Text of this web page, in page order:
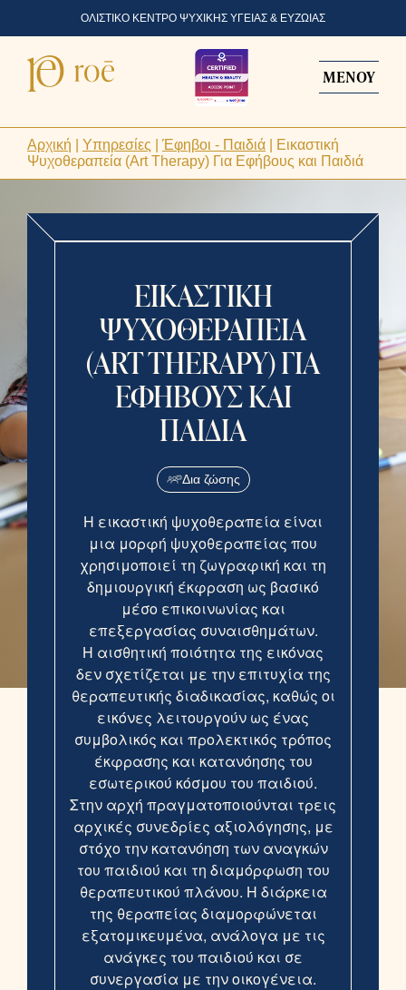
ΟΛΙΣΤΙΚΟ ΚΕΝΤΡΟ ΨΥΧΙΚΗΣ ΥΓΕΙΑΣ & ΕΥΖΩΙΑΣ
ΜΕΝΟΥ
Αρχική Υπηρεσίες Έφηβοι - Παιδιά
Εικαστική
Ψυχοθεραπεία (Art Therapy) Για Εφήβους και Παιδιά
ΕΙΚΑΣΤΙΚΗ
ΨΥΧΟΘΕΡΑΠΕΙΑ
(ART THERAPY) ΓΙΑ
ΕΦΗΒΟΥΣ ΚΑΙ
ΠΑΙΔΙΑ
Δια ζώσης
Η εικαστική ψυχοθεραπεία είναι
μια μορφή ψυχοθεραπείας που
χρησιμοποιεί τη ζωγραφική και τη
δημιουργική έκφραση ως βασικό
μέσο επικοινωνίας και
επεξεργασίας συναισθημάτων.
Η αισθητική ποιότητα της εικόνας
δεν σχετίζεται με την επιτυχία της
θεραπευτικής διαδικασίας, καθώς οι
εικόνες λειτουργούν ως ένας
συμβολικός και προλεκτικός τρόπος
έκφρασης και κατανόησης του
εσωτερικού κόσμου του παιδιού.
Στην αρχή πραγματοποιούνται τρεις
αρχικές συνεδρίες αξιολόγησης, με
στόχο την κατανόηση των αναγκών
του παιδιού και τη διαμόρφωση του
θεραπευτικού πλάνου. Η διάρκεια
της θεραπείας διαμορφώνεται
εξατομικευμένα, ανάλογα με τις
ανάγκες του παιδιού και σε
συνεργασία με την οικογένεια.